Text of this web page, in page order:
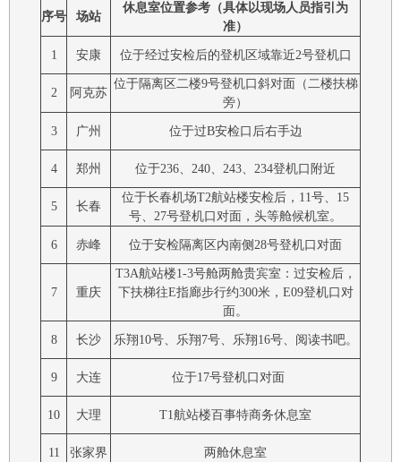
序号 场站
休息室位置参考（具体以现场人员指引为
准）
1 安康 位于经过安检后的登机区域靠近2号登机口
2 阿克苏
位于隔离区二楼9号登机口斜对面（二楼扶梯
旁）
3 广州 位于过B安检口后右手边
4 郑州 位于236、240、243、234登机口附近
5 长春
位于长春机场T2航站楼安检后，11号、15
号、27号登机口对面，头等舱候机室。
6 赤峰 位于安检隔离区内南侧28号登机口对面
7 重庆
T3A航站楼1-3号舱两舱贵宾室：过安检后，
下扶梯往E指廊步行约300米，E09登机口对
面。
8 长沙 乐翔10号、乐翔7号、乐翔16号、阅读书吧。
9 大连 位于17号登机口对面
10 大理 T1航站楼百事特商务休息室
11 张家界 两舱休息室